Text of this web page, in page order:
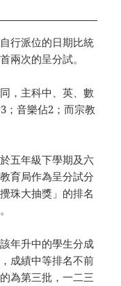
行派位的日期比統
兩次的呈分試。
，主科中、英、數
；音樂佔2；而宗教
五年級下學期及六
育局作為呈分試分
珠大抽獎」的排名
年升中的學生分成
成績中等排名不前
為第三批，一二三